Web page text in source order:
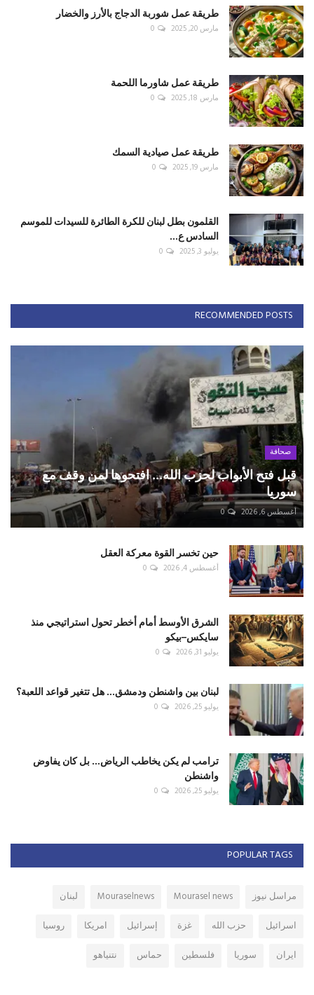
طريقة عمل شوربة الدجاج بالأرز والخضار
مارس 20, 2025 0
طريقة عمل شاورما اللحمة
مارس 18, 2025 0
طريقة عمل صيادية السمك
مارس 19, 2025 0
القلمون بطل لبنان للكرة الطائرة للسيدات للموسم
السادس ع...
يوليو 3, 2025 0
RECOMMENDED POSTS
صحافة
قبل فتح الأبواب لحزب الله... افتحوها لمن وقف مع
سوريا
أغسطس 6, 2026 0
حين تخسر القوة معركة العقل
أغسطس 4, 2026 0
الشرق الأوسط أمام أخطر تحول استراتيجي منذ
سايكس–بيكو
يوليو 31, 2026 0
لبنان بين واشنطن ودمشق... هل تتغير قواعد اللعبة؟
يوليو 25, 2026 0
ترامب لم يكن يخاطب الرياض... بل كان يفاوض
واشنطن
يوليو 25, 2026 0
POPULAR TAGS
مراسل نيوز Mourasel news
Mouraselnews
لبنان
اسرائيل
حزب الله غزة إسرائيل امريكا
روسيا
ايران
سوريا فلسطين حماس نتنياهو